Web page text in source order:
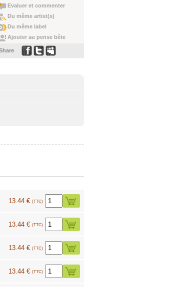
Evaluer et commenter
Du même artist(s)
Du même label
Ajouter au pense bête
13.44 € (TTC)
13.44 € (TTC)
13.44 € (TTC)
13.44 € (TTC)